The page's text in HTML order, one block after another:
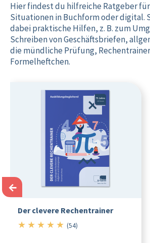
Hier findest du hilfreiche Ratgeber
Situationen in Buchform oder digital.
dabei praktische Hilfen, z. B. zum
Schreiben von Geschäftsbriefen,
die mündliche Prüfung,
Formelheftchen.
Der clevere Rechentrainer
★ ★ ★ ★ ★ 5/5
(54)
←